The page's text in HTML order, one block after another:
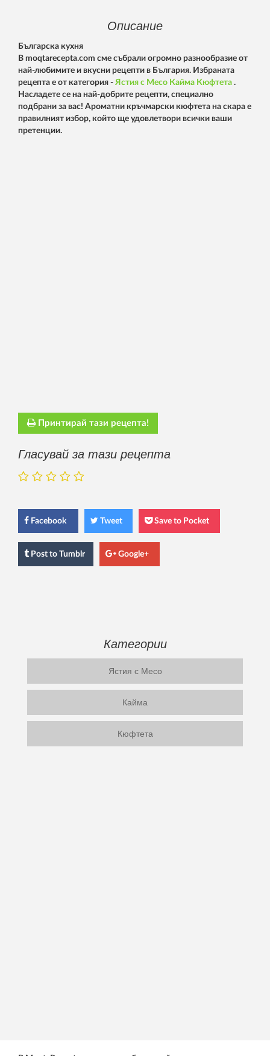
Описание
Българска кухня
В moqtarecepta.com сме събрали огромно разнообразие от
най-любимите и вкусни рецепти в България. Избраната
рецепта е от категория - Ястия с Месо Кайма Кюфтета .
Насладете се на най-добрите рецепти, специално
подбрани за вас! Ароматни кръчмарски кюфтета на скара е
правилният избор, който ще удовлетвори всички ваши
претенции.
Принтирай тази рецепта!
Гласувай за тази рецепта
Facebook Tweet Save to Pocket
Post to Tumblr Google+
Категории
Ястия с Месо
Кайма
Кюфтета